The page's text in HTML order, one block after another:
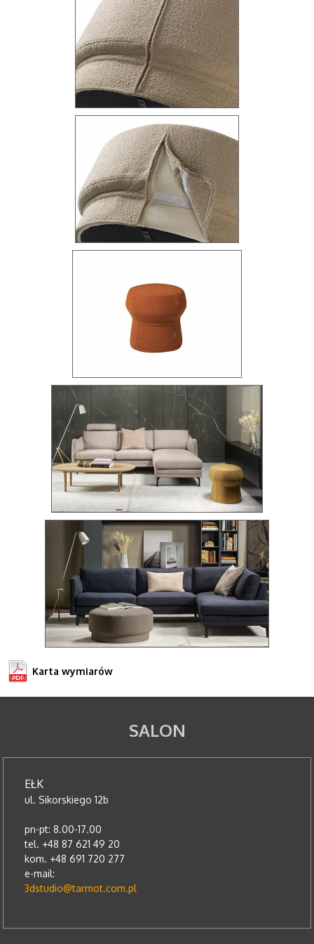
Karta wymiarów
SALON
EŁK
ul. Sikorskiego 12b
pn-pt: 8.00-17.00
tel. +48 87 621 49 20
kom. +48 691 720 277
e-mail:
3dstudio@tarmot.com.pl